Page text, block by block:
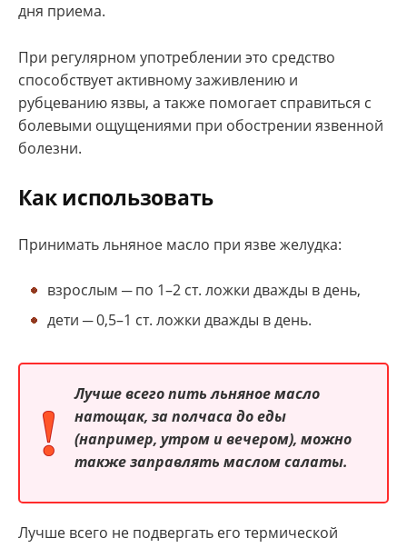
дня приема.
При регулярном употреблении это средство
способствует активному заживлению и
рубцеванию язвы, а также помогает справиться с
болевыми ощущениями при обострении язвенной
болезни.
Как использовать
Принимать льняное масло при язве желудка:
взрослым ─ по 1–2 ст. ложки дважды в день,
дети ─ 0,5–1 ст. ложки дважды в день.
Лучше всего пить льняное масло
натощак, за полчаса до еды
(например, утром и вечером), можно
также заправлять маслом салаты.
Лучше всего не подвергать его термической